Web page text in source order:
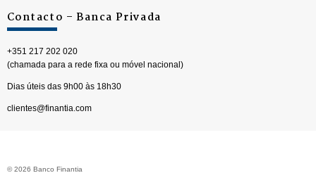
Contacto – Banca Privada
+351 217 202 020
(chamada para a rede fixa ou móvel nacional)
Dias úteis das 9h00 às 18h30
clientes@finantia.com
© 2026 Banco Finantia